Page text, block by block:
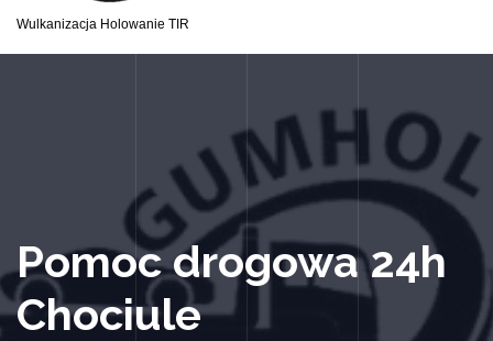
Wulkanizacja Holowanie TIR
Pomoc drogowa 24h
Chociule